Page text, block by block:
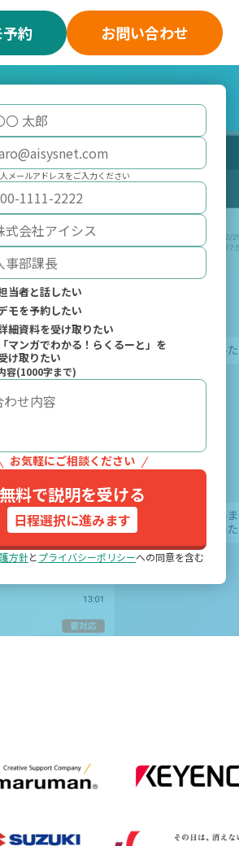
約 お問い合わせ
メールアドレスをご入力ください
当者と話したい
モを予約したい
細資料を受け取りたい
「マンガでわかる！らくるーと」を
け取りたい
容(1000字まで)
お気軽にご相談ください
無料で説明を受ける
日程選択に進みます
方針とプライバシーポリシーへの同意を含む